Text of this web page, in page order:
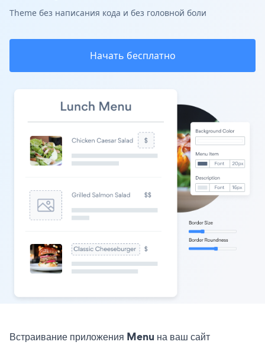
Theme без написания кода и без головной боли
Начать бесплатно
Встраивание приложения Menu на ваш сайт